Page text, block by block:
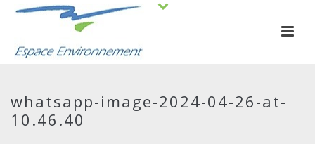
whatsapp-image-2024-04-26-at-
10.46.40